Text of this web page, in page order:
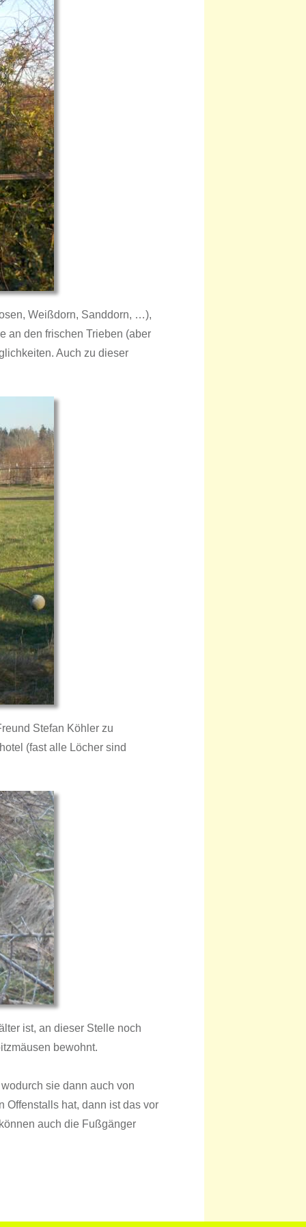
Weißdorn, Sanddorn, …),
an den frischen Trieben (aber
Auch zu dieser
Stefan Köhler zu
(fast alle Löcher sind
ist, an dieser Stelle noch
bewohnt.
sie dann auch von
Offenstalls hat, dann ist das vor
auch die Fußgänger